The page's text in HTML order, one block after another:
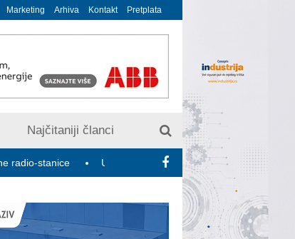
Marketing Arhiva Kontakt Pretplata
Najčitaniji članci
U susret 15. Savetovanju o elektrodistributivnim mrežama